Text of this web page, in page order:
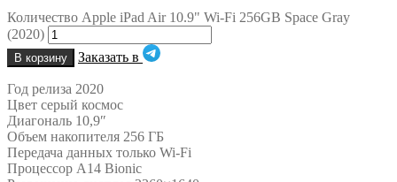
Количество Apple iPad Air 10.9" Wi-Fi 256GB Space Gray
(2020)
В корзину Заказать в
Год релиза 2020
Цвет серый космос
Диагональ 10,9″
Объем накопителя 256 ГБ
Передача данных только Wi-Fi
Процессор A14 Bionic